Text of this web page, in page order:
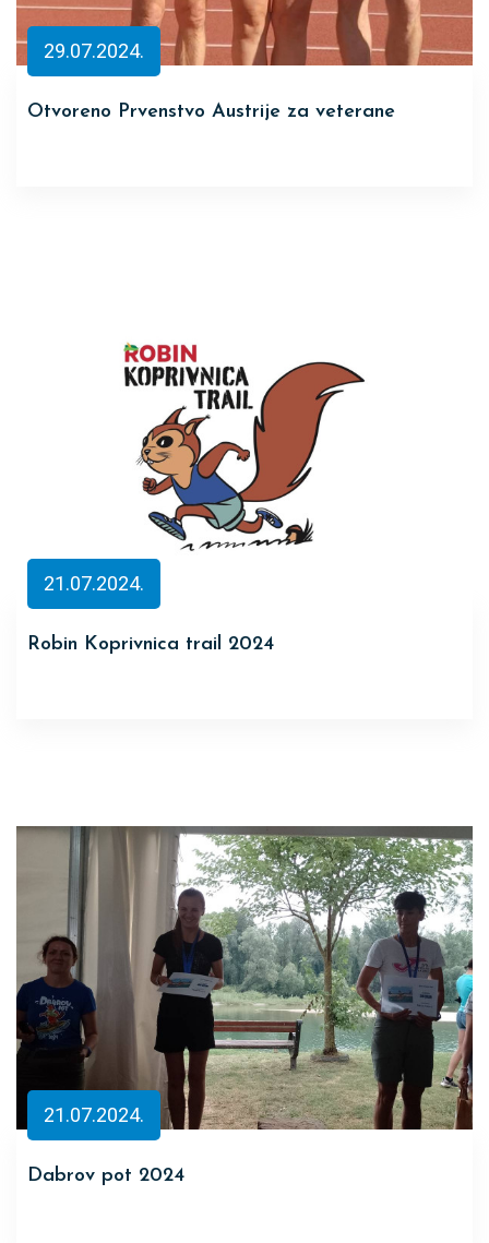
29.07.2024.
Otvoreno Prvenstvo Austrije za veterane
21.07.2024.
Robin Koprivnica trail 2024
21.07.2024.
Dabrov pot 2024